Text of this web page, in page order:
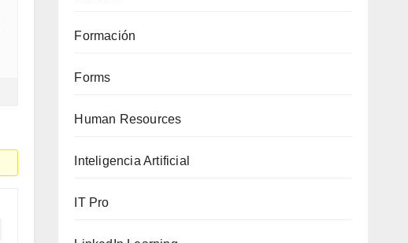
Formación
Forms
Human Resources
Inteligencia Artificial
IT Pro